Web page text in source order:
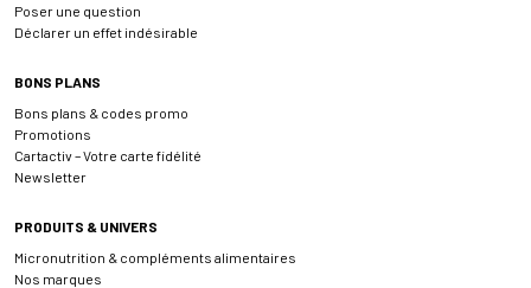
Poser une question
Déclarer un effet indésirable
BONS PLANS
Bons plans & codes promo
Promotions
Cartactiv – Votre carte fidélité
Newsletter
PRODUITS & UNIVERS
Micronutrition & compléments alimentaires
Nos marques